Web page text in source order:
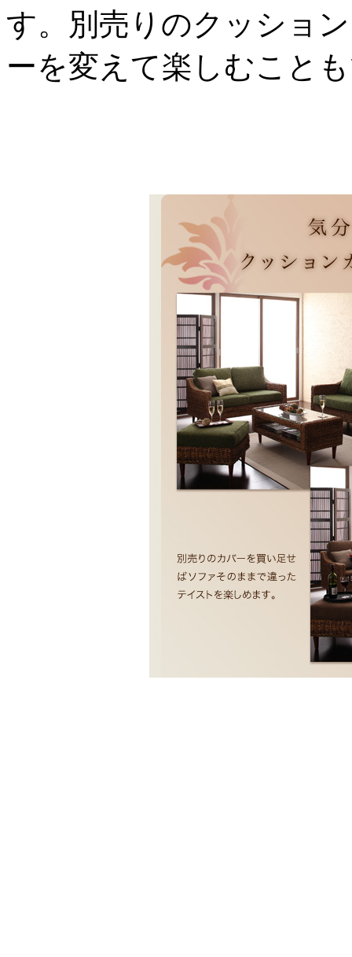
す。別売りのクッショ
ーを変えて楽しむこと